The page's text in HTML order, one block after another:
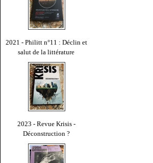
2021 - Philitt n°11 : Déclin et
salut de la littérature
2023 - Revue Krisis -
Déconstruction ?